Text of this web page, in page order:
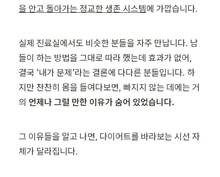
을 안고 돌아가는 정교한 생존 시스템에 가깝습니다.
실제 진료실에서도 비슷한 분들을 자주 만납니다. 남
들이 하는 방법을 그대로 따라 했는데 효과가 없어,
결국 '내가 문제'라는 결론에 다다른 분들입니다. 하
지만 찬찬히 몸을 들여다보면, 빠지지 않는 데에는 거
의 언제나 그럴 만한 이유가 숨어 있었습니다.
그 이유들을 알고 나면, 다이어트를 바라보는 시선 자
체가 달라집니다.